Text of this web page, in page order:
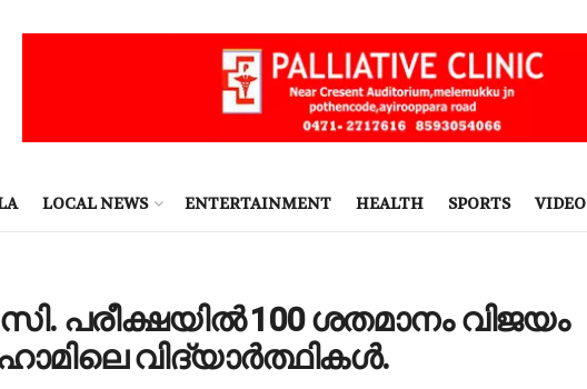
LOCAL NEWS ENTERTAINMENT HEALTH SPORTS VIDEO
100 ശതമാനം വിജയം
വിദ്യാര്‍ത്ഥികൾ.